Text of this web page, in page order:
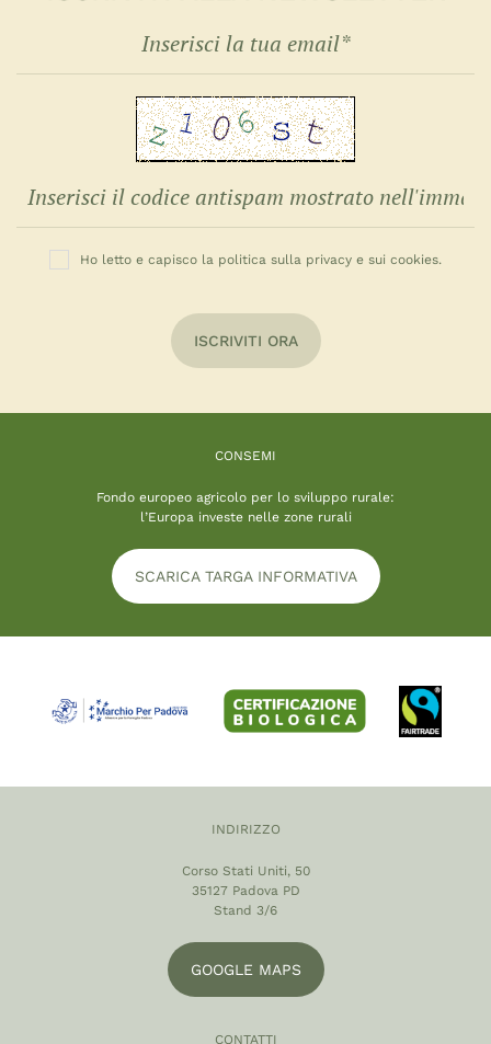
Ho letto e capisco la politica sulla privacy e sui cookies.
ISCRIVITI ORA
CONSEMI
Fondo europeo agricolo per lo sviluppo rurale:
l’Europa investe nelle zone rurali
SCARICA TARGA INFORMATIVA
INDIRIZZO
Corso Stati Uniti, 50
35127 Padova PD
Stand 3/6
GOOGLE MAPS
CONTATTI